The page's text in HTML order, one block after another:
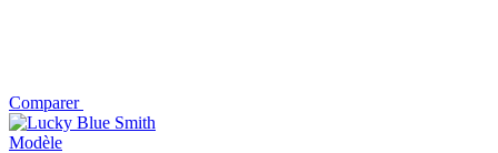
Comparer
Modèle